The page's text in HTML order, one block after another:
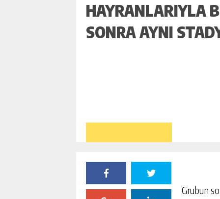
HAYRANLARIYLA
SONRA AYNI
Grubun